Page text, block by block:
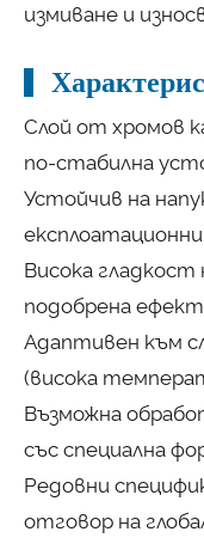
измиване и
Слой от хромов
по-стабилна
Устойчив на
Висока
подобрена
Адаптивен към
(висока
Възможна
със специална
Редовни
отговор на